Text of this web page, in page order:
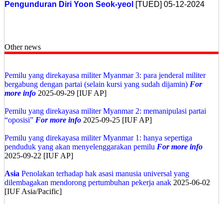
Pengunduran Diri Yoon Seok-yeol [TUED] 05-12-2024
Other news
Pemilu yang direkayasa militer Myanmar 3: para jenderal militer
bergabung dengan partai (selain kursi yang sudah dijamin) For
more info 2025-09-29 [IUF AP]
Pemilu yang direkayasa militer Myanmar 2: memanipulasi partai
“oposisi” For more info 2025-09-25 [IUF AP]
Pemilu yang direkayasa militer Myanmar 1: hanya sepertiga
penduduk yang akan menyelenggarakan pemilu For more info
2025-09-22 [IUF AP]
Asia Penolakan terhadap hak asasi manusia universal yang
dilembagakan mendorong pertumbuhan pekerja anak 2025-06-02
[IUF Asia/Pacific]